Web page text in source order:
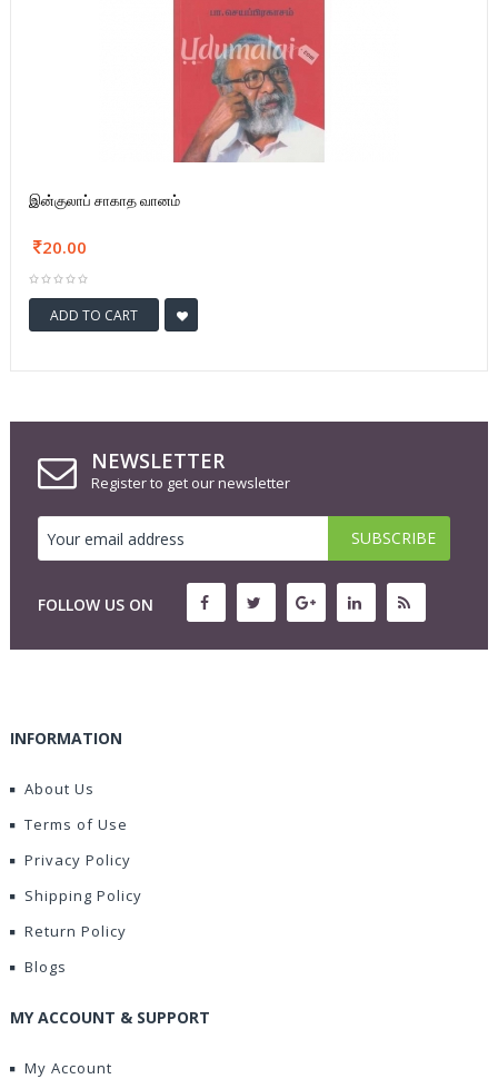
இன்குலாப் சாகாத வானம்
20.00
ADD TO CART
NEWSLETTER
Register to get our newsletter
FOLLOW US ON
INFORMATION
About Us
Terms of Use
Privacy Policy
Shipping Policy
Return Policy
Blogs
MY ACCOUNT & SUPPORT
My Account